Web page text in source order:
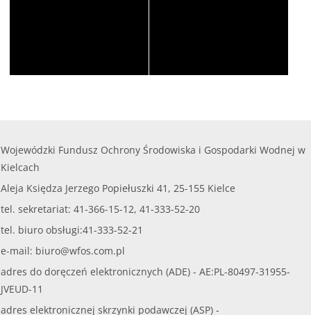
Wojewódzki Fundusz Ochrony Środowiska i Gospodarki Wodnej w
Kielcach
Aleja Księdza Jerzego Popiełuszki 41, 25-155 Kielce
tel. sekretariat: 41-366-15-12, 41-333-52-20
tel. biuro obsługi:41-333-52-21
e-mail: biuro@wfos.com.pl
adres do doręczeń elektronicznych (ADE) - AE:PL-80497-31955-
JVEUD-11
adres elektronicznej skrzynki podawczej (ASP) -